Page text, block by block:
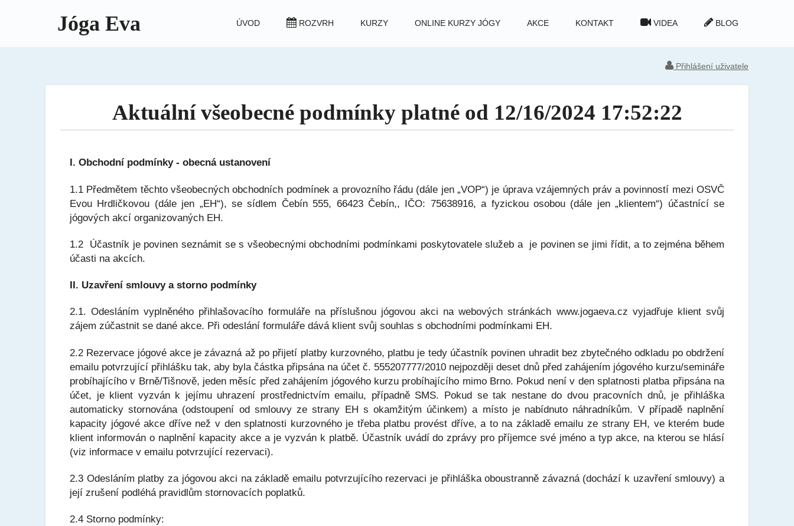
Jóga Eva ÚVOD ROZVRH KURZY ONLINE KURZY JÓGY AKCE KONTAKT VIDEA BLOG
Přihlášení uživatele
Aktuální všeobecné podmínky platné od 12/16/2024 17:52:22
I. Obchodní podmínky - obecná ustanovení
1.1 Předmětem těchto všeobecných obchodních podmínek a provozního řádu (dále jen „VOP“) je úprava vzájemných práv a povinností mezi OSVČ
Evou Hrdličkovou (dále jen „EH“), se sídlem Čebín 555, 66423 Čebín,, IČO: 75638916, a fyzickou osobou (dále jen „klientem“) účastnící se
jógových akcí organizovaných EH.
1.2 Účastník je povinen seznámit se s všeobecnými obchodními podmínkami poskytovatele služeb a je povinen se jimi řídit, a to zejména během
účasti na akcích.
II. Uzavření smlouvy a storno podmínky
2.1. Odesláním vyplněného přihlašovacího formuláře na příslušnou jógovou akci na webových stránkách www.jogaeva.cz vyjadřuje klient svůj
zájem zúčastnit se dané akce. Při odeslání formuláře dává klient svůj souhlas s obchodními podmínkami EH.
2.2 Rezervace jógové akce je závazná až po přijetí platby kurzovného, platbu je tedy účastník povinen uhradit bez zbytečného odkladu po obdržení
emailu potvrzující přihlášku tak, aby byla částka připsána na účet č. 555207777/2010 nejpozději deset dnů před zahájením jógového kurzu/semináře
probíhajícího v Brně/Tišnově, jeden měsíc před zahájením jógového kurzu probíhajícího mimo Brno. Pokud není v den splatnosti platba připsána na
účet, je klient vyzván k jejímu uhrazení prostřednictvím emailu, případně SMS. Pokud se tak nestane do dvou pracovních dnů, je přihláška
automaticky stornována (odstoupení od smlouvy ze strany EH s okamžitým účinkem) a místo je nabídnuto náhradníkům. V případě naplnění
kapacity jógové akce dříve než v den splatnosti kurzovného je třeba platbu provést dříve, a to na základě emailu ze strany EH, ve kterém bude
klient informován o naplnění kapacity akce a je vyzván k platbě. Účastník uvádí do zprávy pro příjemce své jméno a typ akce, na kterou se hlásí
(viz informace v emailu potvrzující rezervaci).
2.3 Odesláním platby za jógovou akci na základě emailu potvrzujícího rezervaci je přihláška oboustranně závazná (dochází k uzavření smlouvy) a
její zrušení podléhá pravidlům stornovacích poplatků.
2.4 Storno podmínky: